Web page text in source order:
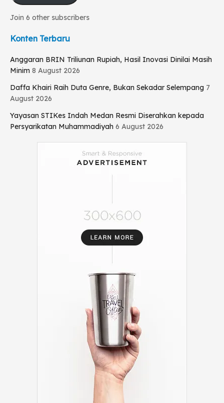
Join 6 other subscribers
Konten Terbaru
Anggaran BRIN Triliunan Rupiah, Hasil Inovasi Dinilai Masih
Minim 8 August 2026
Daffa Khairi Raih Duta Genre, Bukan Sekadar Selempang 7
August 2026
Yayasan STIKes Indah Medan Resmi Diserahkan kepada
Persyarikatan Muhammadiyah 6 August 2026